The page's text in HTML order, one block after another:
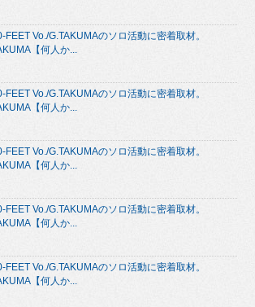
FEET Vo./G.TAKUMAのソロ活動に密着取材。
【何人か...
FEET Vo./G.TAKUMAのソロ活動に密着取材。
【何人か...
FEET Vo./G.TAKUMAのソロ活動に密着取材。
【何人か...
FEET Vo./G.TAKUMAのソロ活動に密着取材。
【何人か...
FEET Vo./G.TAKUMAのソロ活動に密着取材。
【何人か...